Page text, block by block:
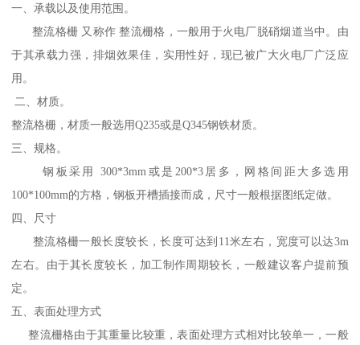
一、承载以及使用范围。
整流格栅 又称作 整流栅格，一般用于火电厂脱硝烟道当中。由
于其承载力强，排烟效果佳，实用性好，现已被广大火电厂广泛应
用。
二、材质。
整流格栅，材质一般选用Q235或是Q345钢铁材质。
三、规格。
钢板采用 300*3mm或是200*3居多，网格间距大多选用
100*100mm的方格，钢板开槽插接而成，尺寸一般根据图纸定做。
四、尺寸
整流格栅一般长度较长，长度可达到11米左右，宽度可以达3m
左右。由于其长度较长，加工制作周期较长，一般建议客户提前预
定。
五、表面处理方式
整流栅格由于其重量比较重，表面处理方式相对比较单一，一般